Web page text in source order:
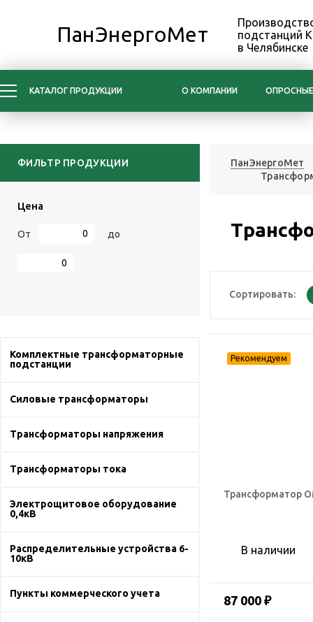
ПанЭнергоМет
подстанций
в Челябинске
КАТАЛОГ ПРОДУКЦИИ О КОМПАНИИ
ФИЛЬТР ПРОДУКЦИИ
Цена
От до
Комплектные трансформаторные
подстанции
Силовые трансформаторы
Трансформаторы напряжения
Трансформаторы тока
Электрощитовое оборудование
0,4кВ
Распределительные устройства 6-
10кВ
Пункты коммерческого учета
ПанЭнергоМет
Сортировать:
Трансформатор
В наличии
87 000 ₽